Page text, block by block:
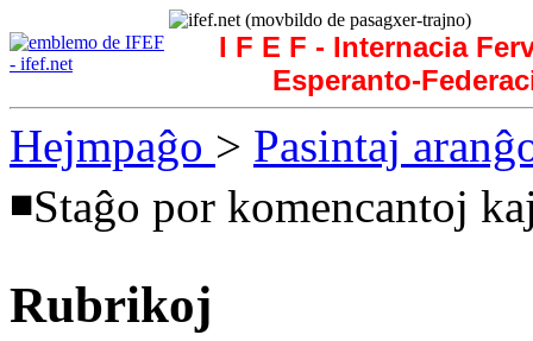
I F E F - Internacia
Esperanto-
Hejmpaĝo > Pasintaj
◾Staĝo por komencantoj
Rubrikoj